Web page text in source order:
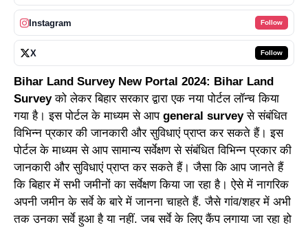
Instagram Follow
X Follow
Bihar Land Survey New Portal 2024: Bihar Land
Surveyको लेकर बिहार सरकार द्वारा एक नया पोर्टल लॉन्च किया
गया है। इस पोर्टल के माध्यम से आप general surveyसे संबंधित
विभिन्न प्रकार की जानकारी और सुविधाएं प्राप्त कर सकते हैं। इस
पोर्टल के माध्यम से आप सामान्य सर्वेक्षण से संबंधित विभिन्न प्रकार की
जानकारी और सुविधाएं प्राप्त कर सकते हैं। जैसा कि आप जानते हैं
कि बिहार में सभी जमीनों का सर्वेक्षण किया जा रहा है। ऐसे में नागरिक
अपनी जमीन के सर्वे के बारे में जानना चाहते हैं. जैसे गांव/शहर में अभी
तक उनका सर्वे हुआ है या नहीं. जब सर्वे के लिए कैंप लगाया जा रहा हो